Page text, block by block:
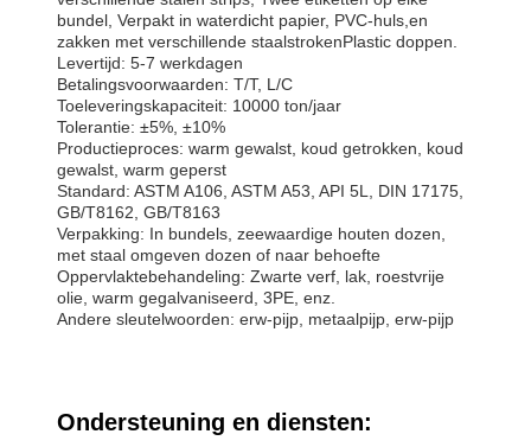
bundel, Verpakt in waterdicht papier, PVC-huls,en
zakken met verschillende staalstrokenPlastic doppen.
Levertijd: 5-7 werkdagen
Betalingsvoorwaarden: T/T, L/C
Toeleveringskapaciteit: 10000 ton/jaar
Tolerantie: ±5%, ±10%
Productieproces: warm gewalst, koud getrokken, koud
gewalst, warm geperst
Standard: ASTM A106, ASTM A53, API 5L, DIN 17175,
GB/T8162, GB/T8163
Verpakking: In bundels, zeewaardige houten dozen,
met staal omgeven dozen of naar behoefte
Oppervlaktebehandeling: Zwarte verf, lak, roestvrije
olie, warm gegalvaniseerd, 3PE, enz.
Andere sleutelwoorden: erw-pijp, metaalpijp, erw-pijp
Ondersteuning en diensten: